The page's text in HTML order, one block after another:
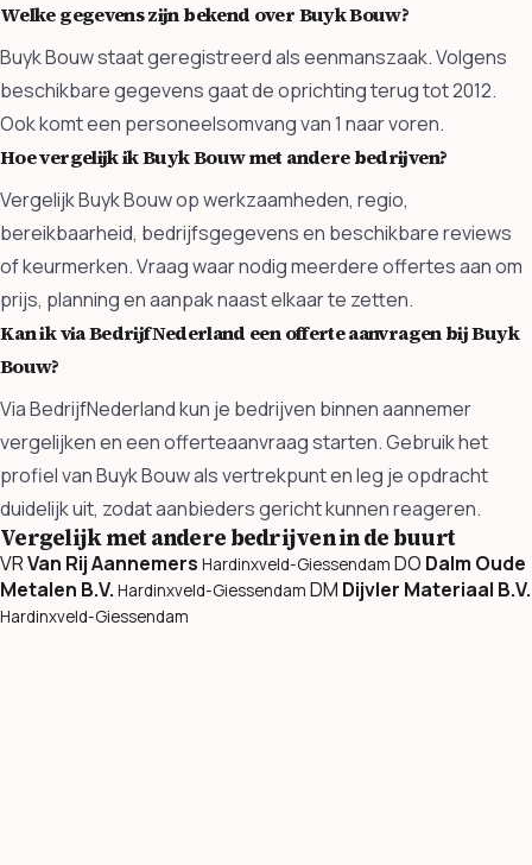
Welke gegevens zijn bekend over Buyk Bouw?
Buyk Bouw staat geregistreerd als eenmanszaak. Volgens
beschikbare gegevens gaat de oprichting terug tot 2012.
Ook komt een personeelsomvang van 1 naar voren.
Hoe vergelijk ik Buyk Bouw met andere bedrijven?
Vergelijk Buyk Bouw op werkzaamheden, regio,
bereikbaarheid, bedrijfsgegevens en beschikbare reviews
of keurmerken. Vraag waar nodig meerdere offertes aan om
prijs, planning en aanpak naast elkaar te zetten.
Kan ik via BedrijfNederland een offerte aanvragen bij Buyk
Bouw?
Via BedrijfNederland kun je bedrijven binnen aannemer
vergelijken en een offerteaanvraag starten. Gebruik het
profiel van Buyk Bouw als vertrekpunt en leg je opdracht
duidelijk uit, zodat aanbieders gericht kunnen reageren.
Vergelijk met andere bedrijven in de buurt
VRVan Rij Aannemers Hardinxveld-Giessendam DO Dalm Oude
Metalen B.V. Hardinxveld-Giessendam DM Dijvler Materiaal B.V.
Hardinxveld-Giessendam